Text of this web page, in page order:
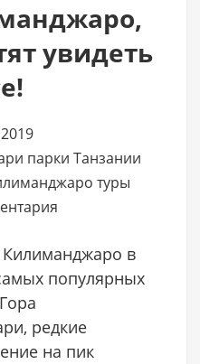
увидеть
парки Танзании
туры
в
популярных
редкие
на пик